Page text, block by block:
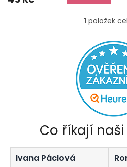
5,0
O
l
á
d
a
c
í
p
r
v
k
v
ý
1 položek
Co říkají
Ivana Páclová